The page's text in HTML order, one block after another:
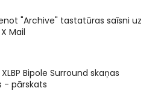
"Archive" tastatūras saīsni uz
Mail
Bipole Surround skaņas
- pārskats